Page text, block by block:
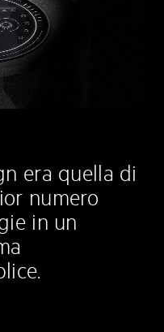
era quella di
numero
in un